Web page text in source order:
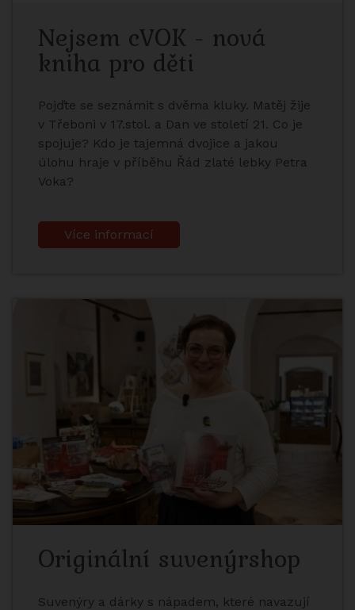
Nejsem cVOK - nová
kniha pro děti
Pojďte se seznámit s dvěma kluky. Matěj žije
v Třeboni v 17.stol. a Dan ve století 21. Co je
spojuje? Kdo je tajemná dvojice a jakou
úlohu hraje v příběhu Řád zlaté lebky Petra
Voka?
Více informací
Originální suvenýrshop
Suvenýry a dárky s nápadem, které navazují